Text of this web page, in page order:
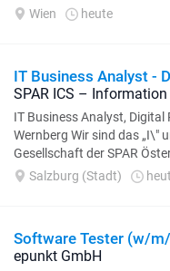
bei Kunden im Telekom/
Wien heute
IT Business Analyst -
SPAR ICS –
IT Business Analyst,
Wernberg Wir sind das „I\"
Gesellschaft der SPAR
Salzburg (Stadt)
Software Tester (w/
epunkt GmbH